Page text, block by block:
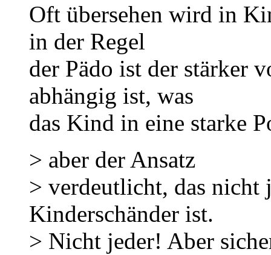
Oft übersehen wird in
in der Regel
der Pädo ist der stärker
abhängig ist, was
das Kind in eine starke
> aber der Ansatz
> verdeutlicht, das nicht
Kinderschänder ist.
> Nicht jeder! Aber